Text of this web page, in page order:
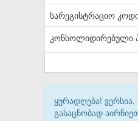
სარეგისტრაციო
კონსოლიდირებული
ყურადღება!
გასაცნობად